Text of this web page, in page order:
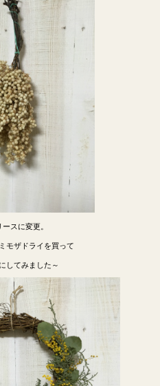
スに変更。
モザドライを買って
してみました～